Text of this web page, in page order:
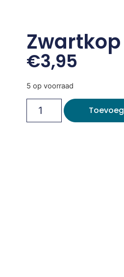
Zwartkop
€3,95
5 op voorraad